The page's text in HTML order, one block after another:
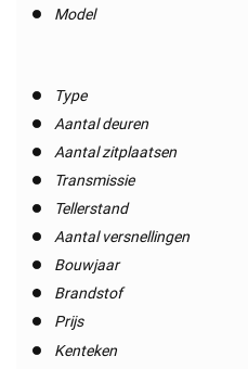
Model
Type
Aantal deuren
Aantal zitplaatsen
Transmissie
Tellerstand
Aantal versnellingen
Bouwjaar
Brandstof
Prijs
Kenteken